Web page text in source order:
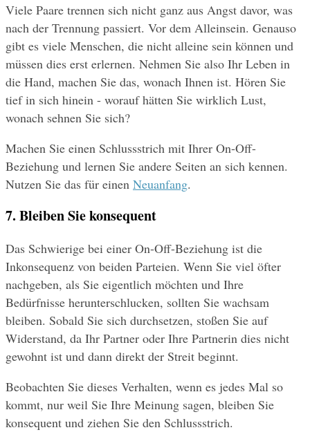
Viele Paare trennen sich nicht ganz aus Angst davor, was
nach der Trennung passiert. Vor dem Alleinsein. Genauso
gibt es viele Menschen, die nicht alleine sein können und
müssen dies erst erlernen. Nehmen Sie also Ihr Leben in
die Hand, machen Sie das, wonach Ihnen ist. Hören Sie
tief in sich hinein - worauf hätten Sie wirklich Lust,
wonach sehnen Sie sich?
Machen Sie einen Schlussstrich mit Ihrer On-Off-
Beziehung und lernen Sie andere Seiten an sich kennen.
Nutzen Sie das für einen Neuanfang.
7. Bleiben Sie konsequent
Das Schwierige bei einer On-Off-Beziehung ist die
Inkonsequenz von beiden Parteien. Wenn Sie viel öfter
nachgeben, als Sie eigentlich möchten und Ihre
Bedürfnisse herunterschlucken, sollten Sie wachsam
bleiben. Sobald Sie sich durchsetzen, stoßen Sie auf
Widerstand, da Ihr Partner oder Ihre Partnerin dies nicht
gewohnt ist und dann direkt der Streit beginnt.
Beobachten Sie dieses Verhalten, wenn es jedes Mal so
kommt, nur weil Sie Ihre Meinung sagen, bleiben Sie
konsequent und ziehen Sie den Schlussstrich.